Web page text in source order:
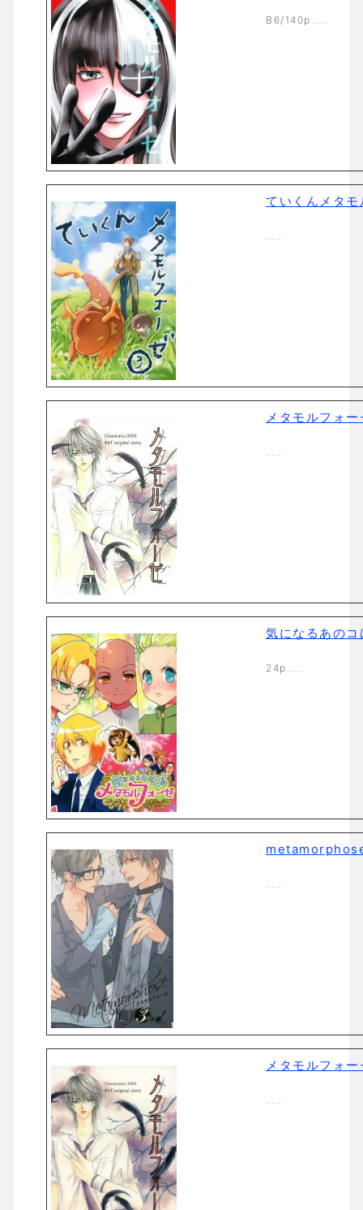
B6/140p…..
ていくんメタ
…..
メタモルフォ
…..
気になるあの
24p…..
…..
メタモルフォー
…..